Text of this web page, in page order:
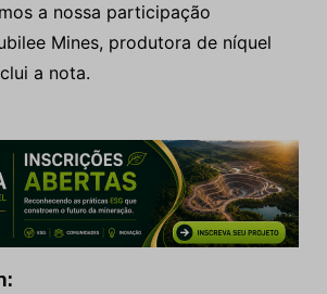
a nossa participação
Mines, produtora de níquel
a nota.